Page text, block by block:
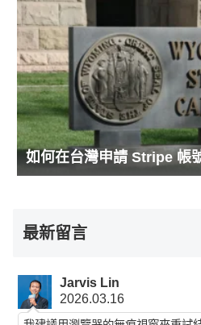
如何在台灣申請 Stripe 帳
最新留言
Jarvis Lin
2026.03.16